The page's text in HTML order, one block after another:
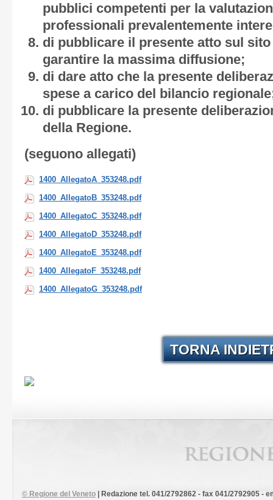
pubblici competenti per la
professionali prevalentemente
di pubblicare il presente atto sul
garantire la massima diffusione;
di dare atto che la presente
spese a carico del bilancio
di pubblicare la presente
della Regione.
(seguono allegati)
1400_AllegatoA_353248.pdf
1400_AllegatoB_353248.pdf
1400_AllegatoC_353248.pdf
1400_AllegatoD_353248.pdf
1400_AllegatoE_353248.pdf
1400_AllegatoF_353248.pdf
1400_AllegatoG_353248.pdf
TORNA
© Regione del Veneto
| Redazione tel. 041/2792862 - fax 041/2792905 -